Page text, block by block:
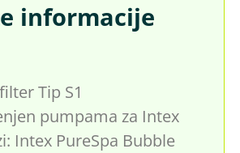
informacije
Tip S1
pumpama za Intex
Intex PureSpa Bubble